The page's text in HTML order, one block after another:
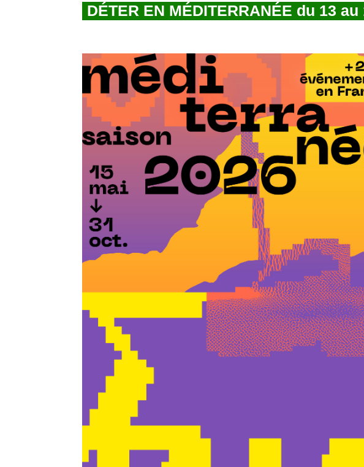
DÉTER EN MÉDITERRANÉE du 13